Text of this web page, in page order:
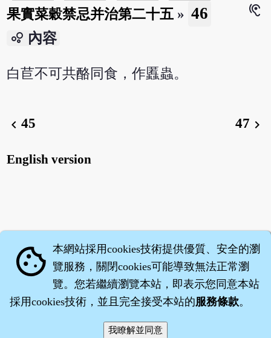
果實菜穀禁忌并治第二十五 » 46
hearing
bubble_chart 內容
白苣不可共酪同食，作䘌蟲。
chevron_left45 47 chevron_right
English version
‧沈藥子©2008～2026
cookie 本網站採用cookies技術提供優質、安全的瀏
覽服務，關閉cookies可能導致無法正常瀏
覽。您若繼續瀏覽本站，即表示您同意本站
採用cookies技術，並且完全接受本站的服務條款。